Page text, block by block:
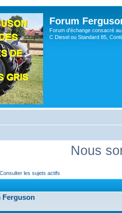
Forum
Forum d'échange consacré
C Diesel ou Standard 85,
Nous
Consulter les sujets actifs
Ferguson